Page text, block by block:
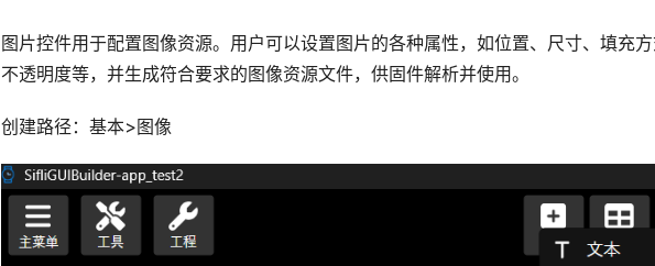
图片控件用于配置图像资源。用户可以设置图片的各种属性，如位置、尺寸、填充方
不透明度等，并生成符合要求的图像资源文件，供固件解析并使用。
创建路径：基本>图像